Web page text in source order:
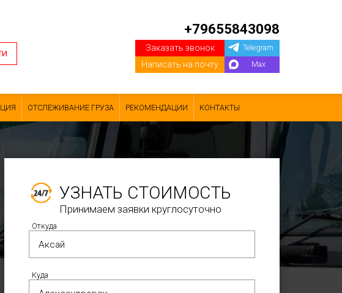
+79655843098
Заказать звонок
Написать на почту
Telegram
Max
ОТСЛЕЖИВАНИЕ ГРУЗА РЕКОМЕНДАЦИИ КОНТАКТЫ
УЗНАТЬ СТОИМОСТЬ
Принимаем заявки круглосуточно
Откуда
Куда